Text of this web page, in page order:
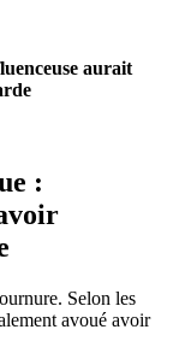
aurait
:
Selon les
avoué avoir